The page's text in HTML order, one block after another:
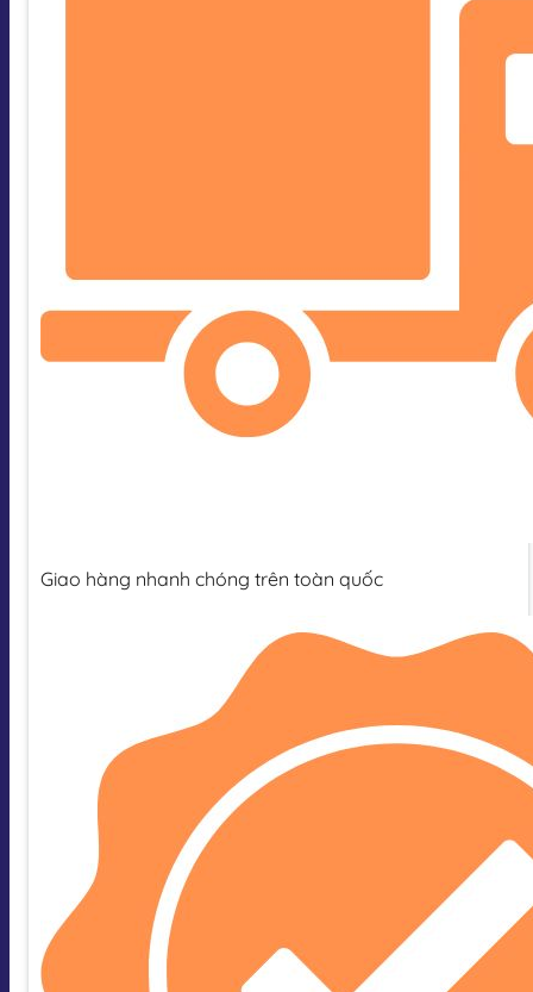
Giao hàng nhanh chóng trên toàn quốc